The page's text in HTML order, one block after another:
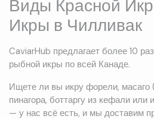
Виды Красной
Икры в Чилливак
CaviarHub предлагает более 10
рыбной икры по всей Канаде.
Ищете ли вы икру форели, масаго
пинагора, боттаргу из кефали
— у нас всё есть, и мы доставим